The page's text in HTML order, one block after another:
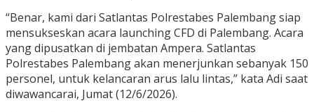
“Benar, kami dari Satlantas Polrestabes Palembang siap
mensukseskan acara launching CFD di Palembang. Acara
yang dipusatkan di jembatan Ampera. Satlantas
Polrestabes Palembang akan menerjunkan sebanyak 150
personel, untuk kelancaran arus lalu lintas,” kata Adi saat
diwawancarai, Jumat (12/6/2026).